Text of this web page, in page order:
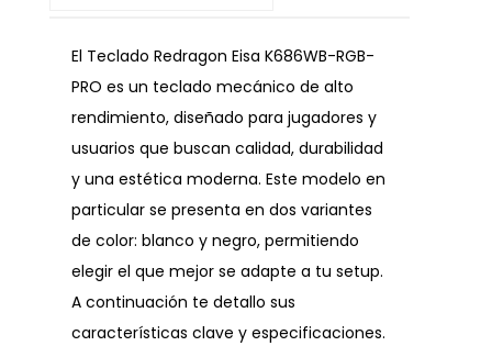
El Teclado Redragon Eisa K686WB-RGB-
PRO es un teclado mecánico de alto
rendimiento, diseñado para jugadores y
usuarios que buscan calidad, durabilidad
y una estética moderna. Este modelo en
particular se presenta en dos variantes
de color: blanco y negro, permitiendo
elegir el que mejor se adapte a tu setup.
A continuación te detallo sus
características clave y especificaciones.